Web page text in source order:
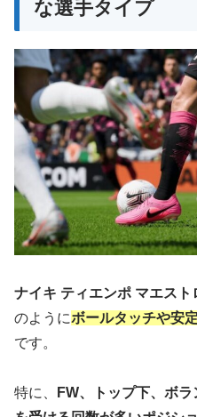
な選手タイプ
ナイキ ティエンポ マエスト
のようにボールタッチや安
です。
特に、 FW、トップ下、ボラ